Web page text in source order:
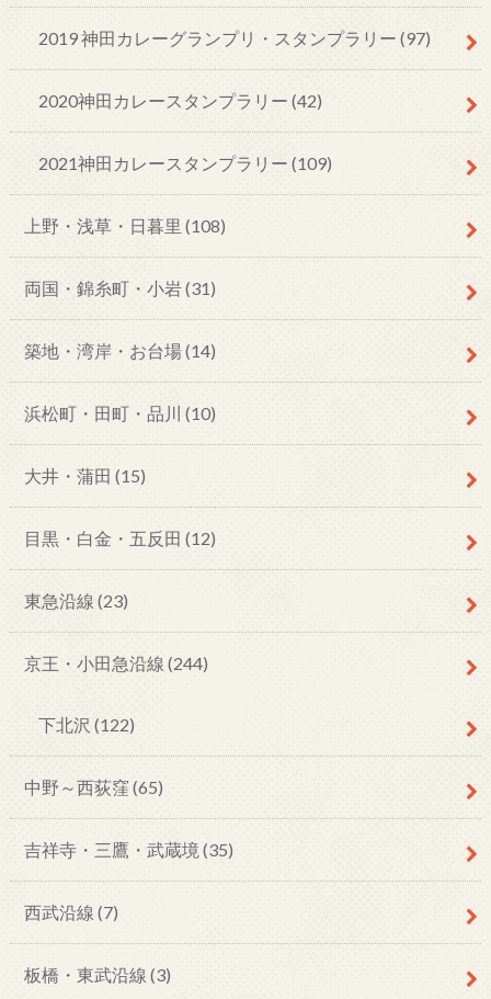
2019 神田カレーグランプリ・スタンプラリー (97)
2020神田カレースタンプラリー (42)
2021神田カレースタンプラリー (109)
上野・浅草・日暮里 (108)
両国・錦糸町・小岩(31)
築地・湾岸・お台場(14)
浜松町・田町・品川 (10)
大井・蒲田 (15)
目黒・白金・五反田 (12)
東急沿線 (23)
京王・小田急沿線 (244)
下北沢 (122)
中野～西荻窪 (65)
吉祥寺・三鷹・武蔵境 (35)
西武沿線 (7)
板橋・東武沿線 (3)